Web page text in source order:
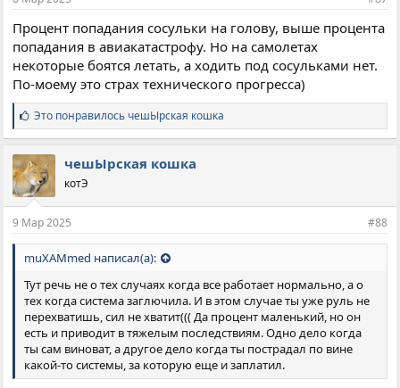
:
Процент попадания сосульки на голову, выше процента
попадания в авиакатастрофу. Но на самолетах
некоторые боятся летать, а ходить под сосульками нет.
По-моему это страх технического прогресса)
С
и
м
п
а
т
и
:
Это понравилось чешЫрская кошка
чешЫрская кошка
котЭ
9 Мар 2025 #88
muXAMmed написал(а):
Тут речь не о тех случаях когда все работает нормально, а о
тех когда система заглючила. И в этом случае ты уже руль не
перехватишь, сил не хватит((( Да процент маленький, но он
есть и приводит в тяжелым последствиям. Одно дело когда
ты сам виноват, а другое дело когда ты пострадал по вине
какой-то системы, за которую еще и заплатил.